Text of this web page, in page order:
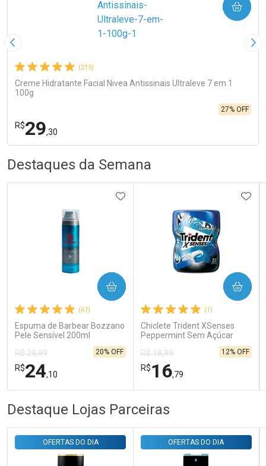
Imagem Anterior
(215)
Creme Hidratante Facial Nivea Antissinais Ultraleve 7 em 1
100g
R$29,30
27% OFF
COMPRAR
Laboratório
Comprar sem Desconto
Por R$ 29,30/cada
Por Menos
Comprar sem Desconto
Por R$ 29,30/cada
Destaques da Semana
(67)
Espuma de Barbear Bozzano
Pele Sensível 200ml
R$ 29,99
R$24,10
20% OFF
ADICIONAR AOS FAVORITOS
COMPRAR
FECHAR
Laboratório
FECHAR
Por Menos
(1)
Chiclete Trident XSenses
Peppermint Sem Açúcar
R$ 18,99
R$16,79
12% OFF
COMPRAR
Por Menos
Destaque Lojas Parceiras
OFERTAS DO DIA OFERTAS DO DIA